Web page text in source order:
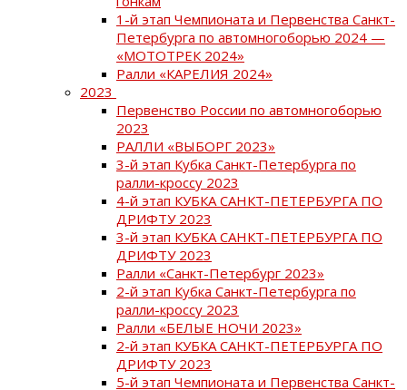
1-й этап Чемпионата и Первенства Санкт-
Петербурга по автомногоборью 2024 —
«МОТОТРЕК 2024»
Ралли «КАРЕЛИЯ 2024»
2023
Первенство России по автомногоборью
2023
РАЛЛИ «ВЫБОРГ 2023»
3-й этап Кубка Санкт-Петербурга по
ралли-кроссу 2023
4-й этап КУБКА САНКТ-ПЕТЕРБУРГА ПО
ДРИФТУ 2023
3-й этап КУБКА САНКТ-ПЕТЕРБУРГА ПО
ДРИФТУ 2023
Ралли «Санкт-Петербург 2023»
2-й этап Кубка Санкт-Петербурга по
ралли-кроссу 2023
Ралли «БЕЛЫЕ НОЧИ 2023»
2-й этап КУБКА САНКТ-ПЕТЕРБУРГА ПО
ДРИФТУ 2023
5-й этап Чемпионата и Первенства Санкт-